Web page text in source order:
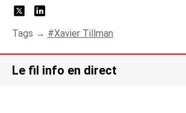
Tags → Xavier Tillman
Le fil info en direct